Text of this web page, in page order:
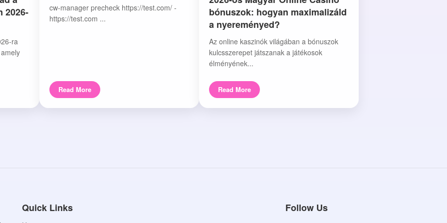
2026-
ra
cw-manager precheck https://test.com/ -
https://test.com ...
Read More
bónuszok: hogyan maximalizáld
a nyereményed?
Az online kaszinók világában a bónuszok
kulcsszerepet játszanak a játékosok
élményének...
Read More
Quick Links Follow Us